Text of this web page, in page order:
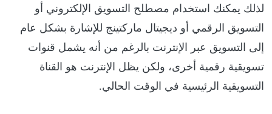
لذلك يمكنك استخدام مصطلح التسويق الإلكتروني أو
التسويق الرقمي أو ديجيتال ماركتينج للإشارة بشكل عام
إلى التسويق عبر الإنترنت بالرغم من أنه يشمل قنوات
تسويقية رقمية أخرى، ولكن يظل الإنترنت هو القناة
التسويقية الرئيسية في الوقت الحالي.